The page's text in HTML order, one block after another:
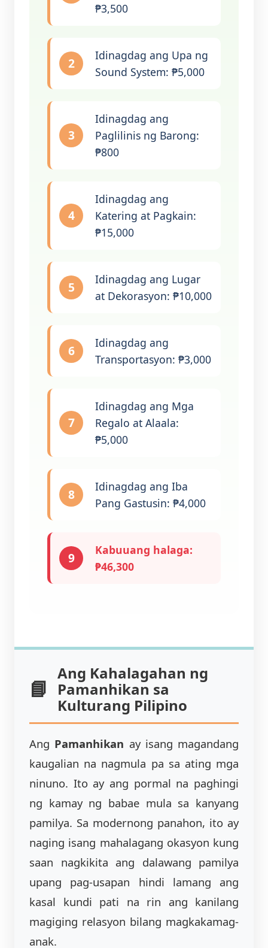
₱3,500
2
Idinagdag ang Upa ng
Sound System: ₱5,000
3
Idinagdag ang
Paglilinis ng Barong:
₱800
4
Idinagdag ang
Katering at Pagkain:
₱15,000
5
Idinagdag ang Lugar
at Dekorasyon: ₱10,000
6
Idinagdag ang
Transportasyon: ₱3,000
7
Idinagdag ang Mga
Regalo at Alaala:
₱5,000
8
Idinagdag ang Iba
Pang Gastusin: ₱4,000
9
Kabuuang halaga:
₱46,300
Ang Kahalagahan ng
Pamanhikan sa
Kulturang Pilipino
Ang Pamanhikan ay isang magandang
kaugalian na nagmula pa sa ating mga
ninuno. Ito ay ang pormal na paghingi
ng kamay ng babae mula sa kanyang
pamilya. Sa modernong panahon, ito ay
naging isang mahalagang okasyon kung
saan nagkikita ang dalawang pamilya
upang pag-usapan hindi lamang ang
kasal kundi pati na rin ang kanilang
magiging relasyon bilang magkakamag-
anak.